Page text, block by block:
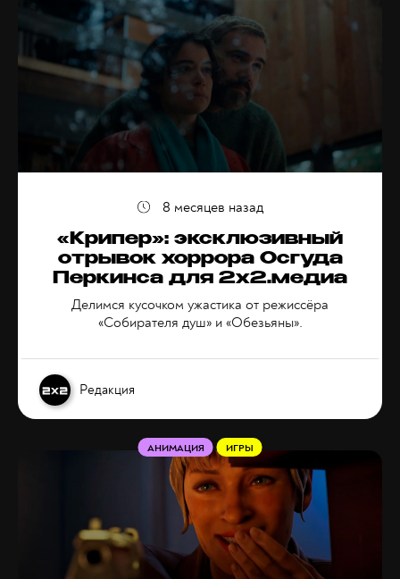
«Крипер»: эксклюзивный
отрывок хоррора Осгуда
Перкинса для 2х2.медиа
Делимся кусочком ужастика от режиссёра
«Собирателя душ» и «Обезьяны».
Редакция
8 месяцев назад
АНИМАЦИЯ ИГРЫ